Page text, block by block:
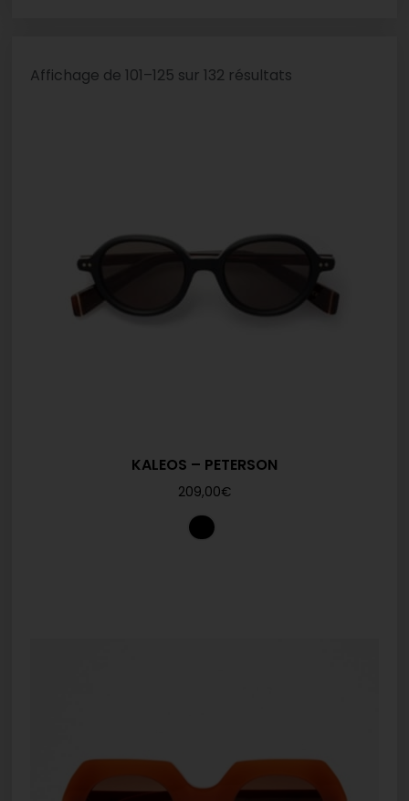
Affichage de 101–125 sur 132 résultats
KALEOS – PETERSON
209,00€